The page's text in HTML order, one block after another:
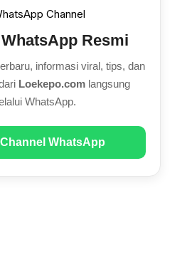
Resmi
informasi viral, tips, dan
Loekepo.comlangsung
WhatsApp.
WhatsApp